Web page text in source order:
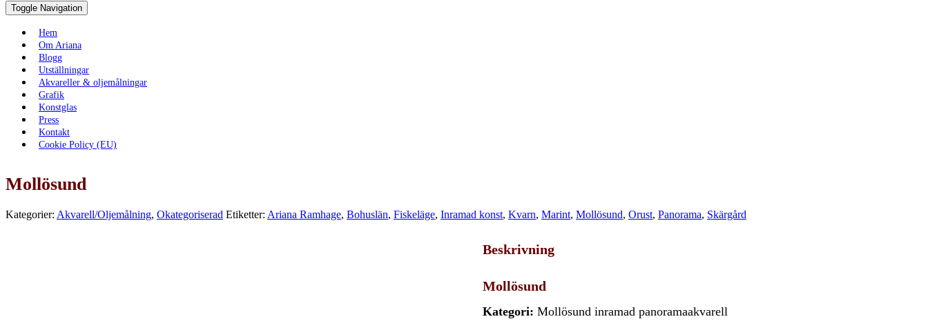
Toggle Navigation
Hem
Om Ariana
Blogg
Utställningar
Akvareller & oljemålningar
Grafik
Konstglas
Press
Kontakt
Cookie Policy (EU)
Mollösund
Kategorier: Akvarell/Oljemålning, Okategoriserad Etiketter: Ariana Ramhage, Bohuslän, Fiskeläge, Inramad konst, Kvarn, Marint, Mollösund, Orust, Panorama, Skärgård
Beskrivning
Mollösund
Kategori: Mollösund inramad panoramaakvarell